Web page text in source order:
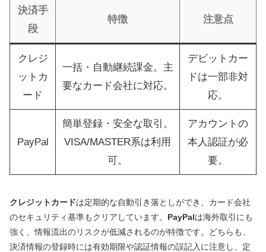
決済手
段
特徴 注意点
クレジ
ットカ
ード
一括・自動継続課金。主
要なカード会社に対応。
デビットカー
ドは一部非対
応。
PayPal
簡単登録・安全な取引。
VISA/MASTER系は利用
可。
アカウントの
本人認証が必
要。
クレジットカードは定期的な自動引き落としができ、カード会社
のセキュリティ基準もクリアしています。 PayPalは海外取引にも
強く、情報流出のリスクが低減されるのが特徴です。どちらも、
決済情報の登録時には有効期限や認証情報の誤記入に注意し、定